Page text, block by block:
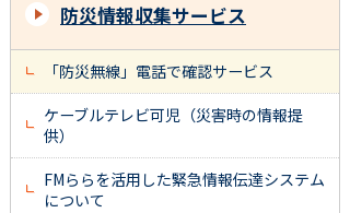
防災情報収集サービス
「防災無線」電話で確認サービス
ケーブルテレビ可児（災害時の情報提
供）
FMららを活用した緊急情報伝達システム
について